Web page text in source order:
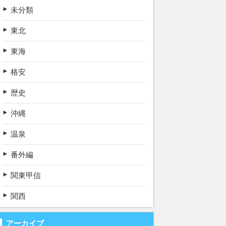
未分類
東北
東海
格安
歴史
沖縄
温泉
番外編
関東甲信
関西
アーカイブ